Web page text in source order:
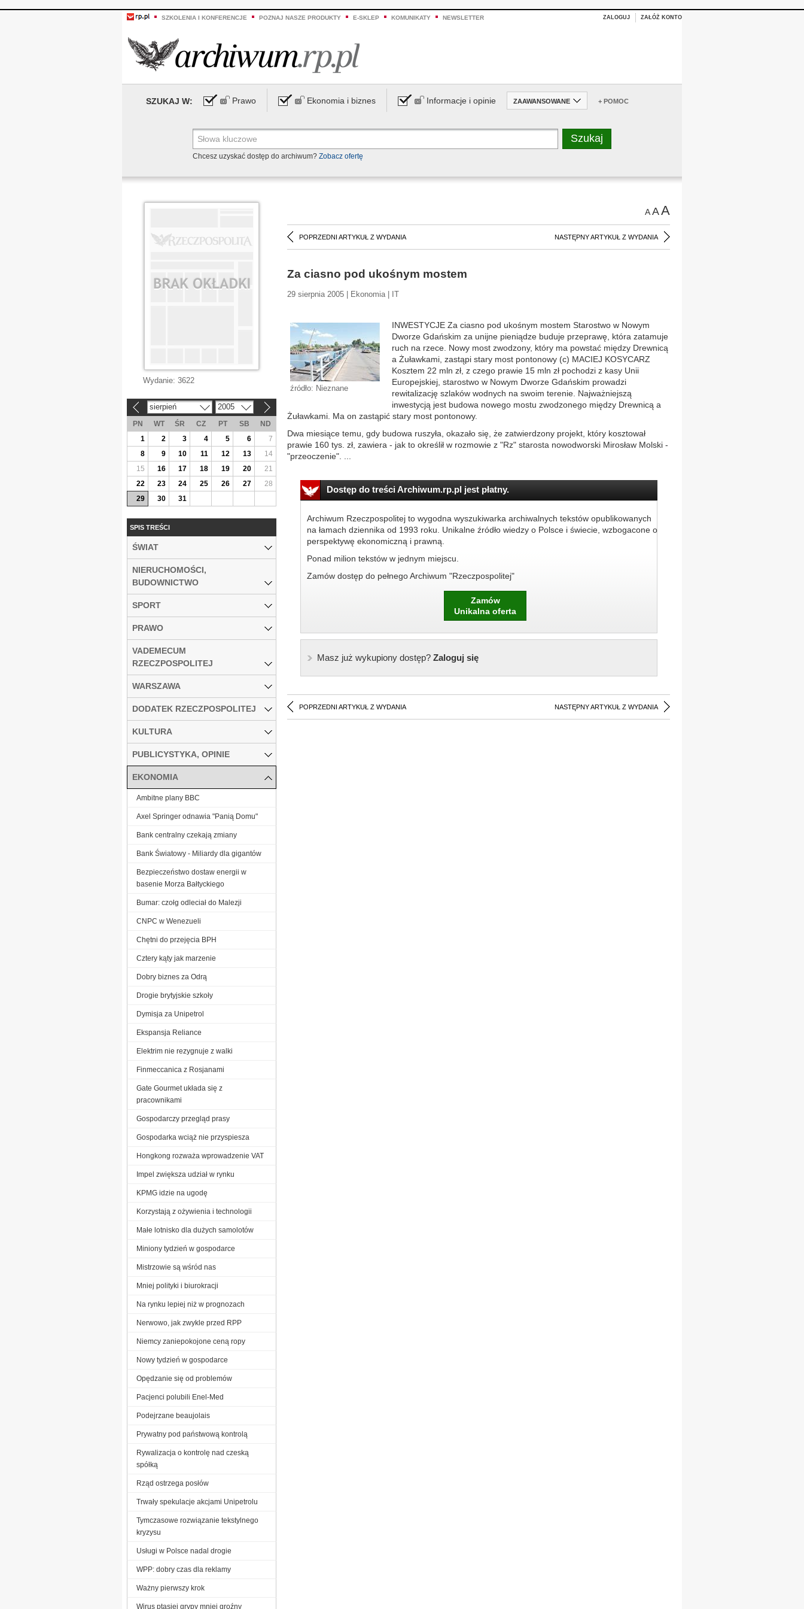
SZKOLENIA I KONFERENCJE POZNAJ NASZE PRODUKTY E-SKLEP KOMUNIKATY NEWSLETTER ZALOGUJ ZAŁÓŻ KONTO
SZUKAJ W: Prawo Ekonomia i biznes Informacje i opinie ZAAWANSOWANE + POMOC
Chcesz uzyskać dostęp do archiwum? Zobacz ofertę
AAA
POPRZEDNI ARTYKUŁ Z WYDANIA NASTĘPNY ARTYKUŁ Z WYDANIA
Za ciasno pod ukośnym mostem
29 sierpnia 2005 | Ekonomia | IT
źródło: Nieznane
INWESTYCJE Za ciasno pod ukośnym mostem Starostwo w Nowym
Dworze Gdańskim za unijne pieniądze buduje przeprawę, która zatamuje
ruch na rzece. Nowy most zwodzony, który ma powstać między Drewnicą
a Żuławkami, zastąpi stary most pontonowy (c) MACIEJ KOSYCARZ
Kosztem 22 mln zł, z czego prawie 15 mln zł pochodzi z kasy Unii
Europejskiej, starostwo w Nowym Dworze Gdańskim prowadzi
rewitalizację szlaków wodnych na swoim terenie. Najważniejszą
inwestycją jest budowa nowego mostu zwodzonego między Drewnicą a
Żuławkami. Ma on zastąpić stary most pontonowy.
Dwa miesiące temu, gdy budowa ruszyła, okazało się, że zatwierdzony projekt, który kosztował
prawie 160 tys. zł, zawiera - jak to określił w rozmowie z "Rz" starosta nowodworski Mirosław Molski -
"przeoczenie". ...
Dostęp do treści Archiwum.rp.pl jest płatny.
Archiwum Rzeczpospolitej to wygodna wyszukiwarka archiwalnych tekstów opublikowanych
na łamach dziennika od 1993 roku. Unikalne źródło wiedzy o Polsce i świecie, wzbogacone o
perspektywę ekonomiczną i prawną.
Ponad milion tekstów w jednym miejscu.
Zamów dostęp do pełnego Archiwum "Rzeczpospolitej"
Zamów
Unikalna oferta
Masz już wykupiony dostęp?Zaloguj się
POPRZEDNI ARTYKUŁ Z WYDANIA NASTĘPNY ARTYKUŁ Z WYDANIA
Wydanie: 3622
sierpień 2005
PN WT ŚR CZ PT SB
ND
1
2 3 4 5 6
7
8
9 10 11 12 13
14
15
16 17 18 19 20
21
22
23 24 25 26 27
28
29
30 31
SPIS TREŚCI
ŚWIAT
NIERUCHOMOŚCI,
BUDOWNICTWO
SPORT
PRAWO
VADEMECUM
RZECZPOSPOLITEJ
WARSZAWA
DODATEK RZECZPOSPOLITEJ
KULTURA
PUBLICYSTYKA, OPINIE
EKONOMIA
Ambitne plany BBC
Axel Springer odnawia "Panią Domu"
Bank centralny czekają zmiany
Bank Światowy - Miliardy dla gigantów
Bezpieczeństwo dostaw energii w
basenie Morza Bałtyckiego
Bumar: czołg odleciał do Malezji
CNPC w Wenezueli
Chętni do przejęcia BPH
Cztery kąty jak marzenie
Dobry biznes za Odrą
Drogie brytyjskie szkoły
Dymisja za Unipetrol
Ekspansja Reliance
Elektrim nie rezygnuje z walki
Finmeccanica z Rosjanami
Gate Gourmet układa się z
pracownikami
Gospodarczy przegląd prasy
Gospodarka wciąż nie przyspiesza
Hongkong rozważa wprowadzenie VAT
Impel zwiększa udział w rynku
KPMG idzie na ugodę
Korzystają z ożywienia i technologii
Małe lotnisko dla dużych samolotów
Miniony tydzień w gospodarce
Mistrzowie są wśród nas
Mniej polityki i biurokracji
Na rynku lepiej niż w prognozach
Nerwowo, jak zwykle przed RPP
Niemcy zaniepokojone ceną ropy
Nowy tydzień w gospodarce
Opędzanie się od problemów
Pacjenci polubili Enel-Med
Podejrzane beaujolais
Prywatny pod państwową kontrolą
Rywalizacja o kontrolę nad czeską
spółką
Rząd ostrzega posłów
Trwały spekulacje akcjami Unipetrolu
Tymczasowe rozwiązanie tekstylnego
kryzysu
Usługi w Polsce nadal drogie
WPP: dobry czas dla reklamy
Ważny pierwszy krok
Wirus ptasiej grypy mniej groźny